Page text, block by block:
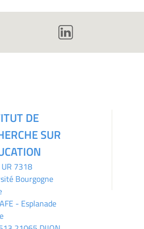
DE
SUR
UR 7318
Bourgogne
- Esplanade